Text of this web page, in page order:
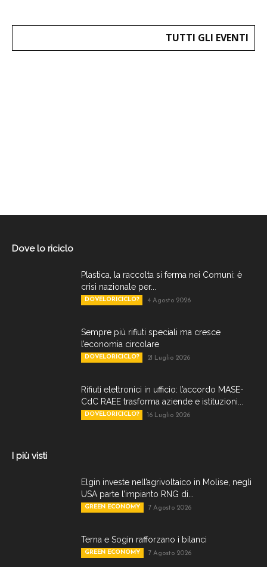
TUTTI GLI EVENTI
Dove lo riciclo
Plastica, la raccolta si ferma nei Comuni: è
crisi nazionale per...
DOVELORICICLO? 4 Agosto 2026
Sempre più rifiuti speciali ma cresce
l’economia circolare
DOVELORICICLO? 21 Luglio 2026
Rifiuti elettronici in ufficio: l’accordo MASE-
CdC RAEE trasforma aziende e istituzioni...
DOVELORICICLO? 16 Luglio 2026
I più visti
Elgin investe nell’agrivoltaico in Molise, negli
USA parte l’impianto RNG di...
GREEN ECONOMY 7 Agosto 2026
Terna e Sogin rafforzano i bilanci
GREEN ECONOMY 7 Agosto 2026